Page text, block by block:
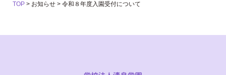
TOP > お知らせ > 令和８年度入園受付について